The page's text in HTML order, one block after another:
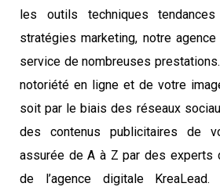
les outils techniques
stratégies marketing, notre
service de nombreuses
notoriété en ligne et de votre
soit par le biais des réseaux
des contenus publicitaires de
assurée de A à Z par des experts
de l’agence digitale KreaLead.